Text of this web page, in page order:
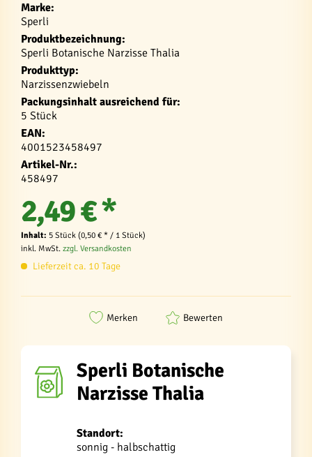
Marke:
Sperli
Produktbezeichnung:
Sperli Botanische Narzisse Thalia
Produkttyp:
Narzissenzwiebeln
Packungsinhalt ausreichend für:
5 Stück
EAN:
4001523458497
Artikel-Nr.:
458497
2,49 € *
Inhalt: 5 Stück (0,50 € * / 1 Stück)
inkl. MwSt. zzgl. Versandkosten
Lieferzeit ca. 10 Tage
Merken Bewerten
Sperli Botanische
Narzisse Thalia
Standort:
sonnig - halbschattig